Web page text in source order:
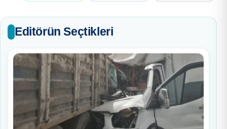
Editörün Seçtikleri